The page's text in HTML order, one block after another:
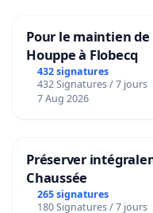
Pour le maintien de
Houppe à Flobecq
432 signatures
432 Signatures / 7 jours
7 Aug 2026
Préserver
Chaussée
265 signatures
180 Signatures / 7 jours